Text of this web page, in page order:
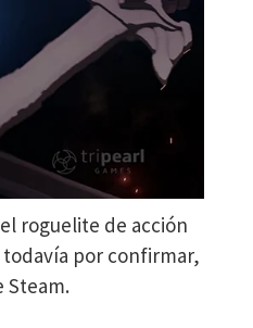
roguelite de acción
todavía por confirmar,
Steam.